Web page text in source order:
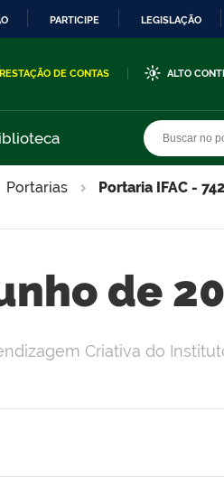
PARTICIPE LEGISLAÇÃO
DE CONTAS ALTO
Portarias
Portaria IFAC -
de
Criativa do